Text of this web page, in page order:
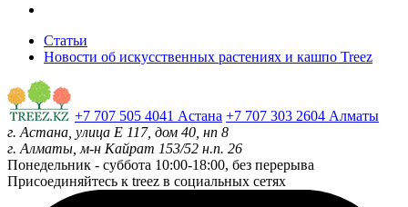
Статьи
Новости об искусственных растениях и кашпо Treez
+7 707 505 4041 Астана +7 707 303 2604 Алматы
г. Астана, улица Е 117, дом 40, нп 8
г. Алматы, м-н Кайрат 153/52 н.п. 26
Понедельник - суббота 10:00-18:00, без перерыва
Присоединяйтесь к treez в социальных сетях